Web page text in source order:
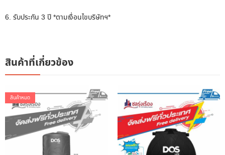
6. รับประกัน 3 ปี *ตามเงื่อนไขบริษัทฯ*
สินค้าที่เกี่ยวข้อง
สินค้าหมด